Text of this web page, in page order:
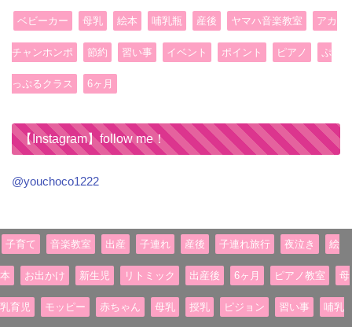
ベビーカー 母乳 絵本 哺乳瓶 産後 ヤマハ音楽教室 アカ
チャンホンポ 節約 習い事 イベント ポイント ピアノ ぷ
っぷるクラス 6ヶ月
【Instagram】follow me！
@youchoco1222
子育て 音楽教室 出産 子連れ 産後 子連れ旅行 夜泣き 絵
本 お出かけ 新生児 リトミック 出産後 6ヶ月 ピアノ教室 母
乳育児 モッピー 赤ちゃん 母乳 授乳 ピジョン 習い事 哺乳